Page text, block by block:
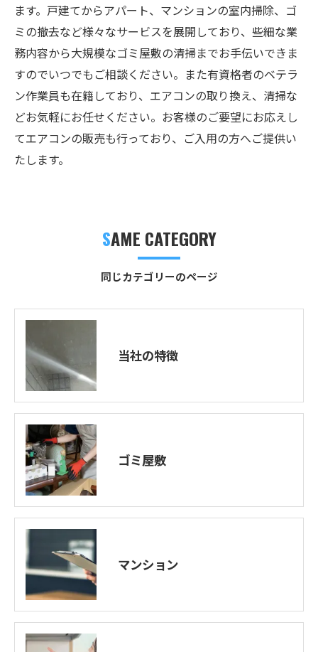
ます。戸建てからアパート、マンションの室内掃除、ゴ
ミの撤去など様々なサービスを展開しており、些細な業
務内容から大規模なゴミ屋敷の清掃までお手伝いできま
すのでいつでもご相談ください。また有資格者のベテラ
ン作業員も在籍しており、エアコンの取り換え、清掃な
どお気軽にお任せください。お客様のご要望にお応えし
てエアコンの販売も行っており、ご入用の方へご提供い
たします。
同じカテゴリーのページ
SAME CATEGORY
当社の特徴
ゴミ屋敷
マンション